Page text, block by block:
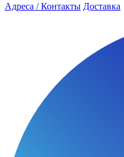
Адреса / Контакты Доставка